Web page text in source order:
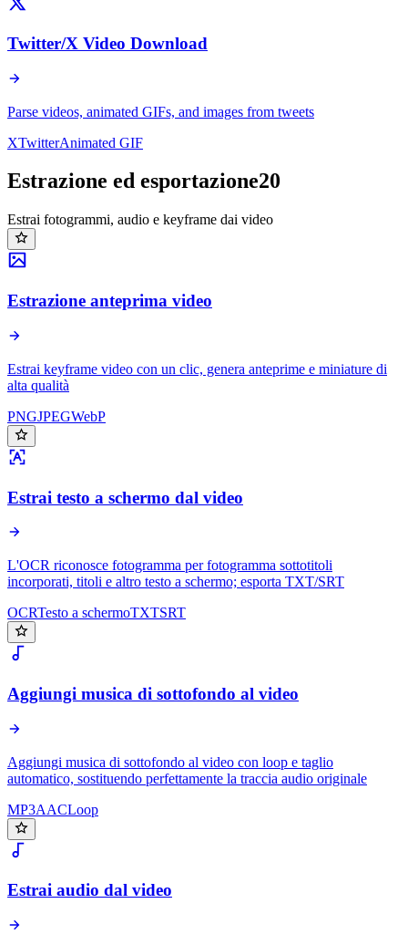
Twitter/X Video Download
Parse videos, animated GIFs, and images from tweets
XTwitterAnimated GIF
Estrazione ed esportazione20
Estrai fotogrammi, audio e keyframe dai video
Estrazione anteprima video
Estrai keyframe video con un clic, genera anteprime e miniature di
alta qualità
PNGJPEGWebP
Estrai testo a schermo dal video
L'OCR riconosce fotogramma per fotogramma sottotitoli
incorporati, titoli e altro testo a schermo; esporta TXT/SRT
OCRTesto a schermoTXTSRT
Aggiungi musica di sottofondo al video
Aggiungi musica di sottofondo al video con loop e taglio
automatico, sostituendo perfettamente la traccia audio originale
MP3AACLoop
Estrai audio dal video